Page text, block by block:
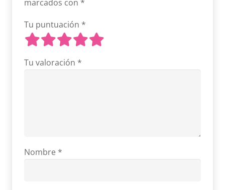
marcados con *
Tu puntuación *
Tu valoración *
Nombre *